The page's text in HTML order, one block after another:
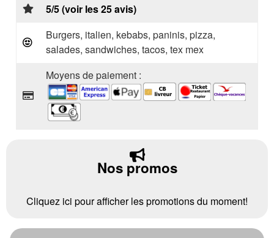
5/5 (voir les 25 avis)
Burgers, italien, kebabs, paninis, pizza,
salades, sandwiches, tacos, tex mex
Moyens de paiement :
Nos promos
Cliquez ici pour afficher les promotions du moment!